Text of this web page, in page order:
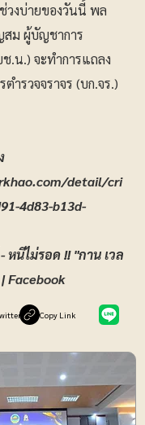
วงบ่ายของวันนี้ พล
สม ผู้บัญชาการ
.น.) จะทำการแถลง
ำรวจจราจร (บก.จร.)
detail/cri
4d83-b13d-
นีไม่รอด !! "กาน เวล
Facebook
Copy Link